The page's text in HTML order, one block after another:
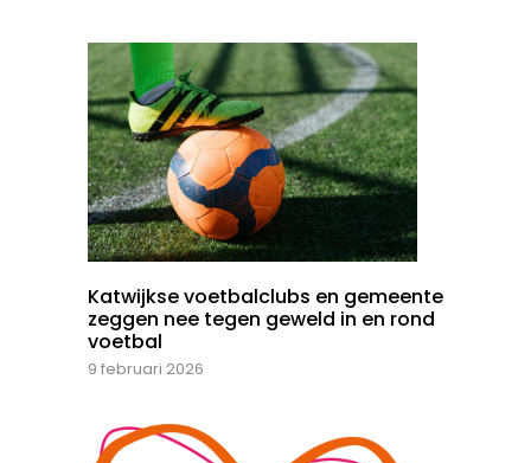
Katwijkse voetbalclubs en gemeente
zeggen nee tegen geweld in en rond
voetbal
9 februari 2026